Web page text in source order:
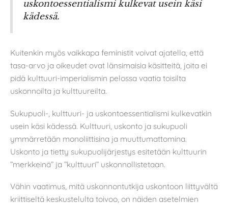
uskontoessentialismi kulkevat usein käsi
kädessä.
Kuitenkin myös vaikkapa feministit voivat ajatella, että
tasa-arvo ja oikeudet ovat länsimaisia käsitteitä, joita ei
pidä kulttuuri-imperialismin pelossa vaatia toisilta
uskonnoilta ja kulttuureilta.
Sukupuoli-, kulttuuri- ja uskontoessentialismi kulkevatkin
usein käsi kädessä. Kulttuuri, uskonto ja sukupuoli
ymmärretään monoliittisina ja muuttumattomina.
Uskonto ja tietty sukupuolijärjestys esitetään kulttuurin
”merkkeinä” ja ”kulttuuri” uskonnollistetaan.
Vähin vaatimus, mitä uskonnontutkija uskontoon liittyvältä
kriittiseltä keskustelulta toivoo, on näiden asetelmien